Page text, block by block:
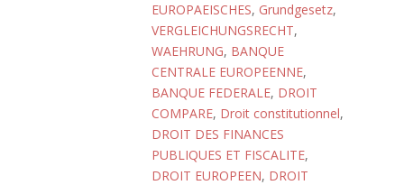
EUROPAEISCHES, Grundgesetz,
VERGLEICHUNGSRECHT,
WAEHRUNG, BANQUE
CENTRALE EUROPEENNE,
BANQUE FEDERALE, DROIT
COMPARE, Droit constitutionnel,
DROIT DES FINANCES
PUBLIQUES ET FISCALITE,
DROIT EUROPEEN, DROIT